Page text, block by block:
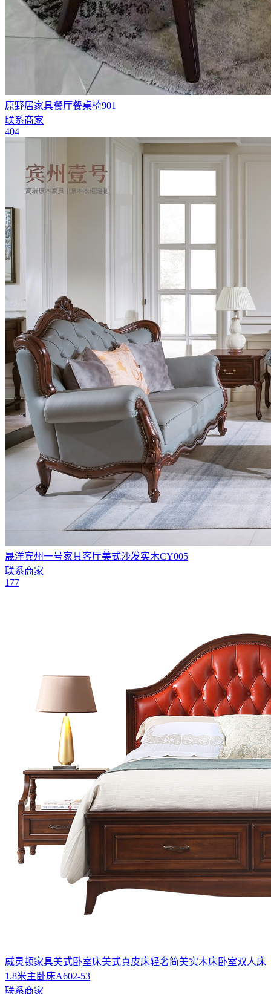
原野居家具餐厅餐桌椅901
联系商家
404
晟洋宾州一号家具客厅美式沙发实木CY005
联系商家
177
威灵顿家具美式卧室床美式真皮床轻奢简美实木床卧室双人床
1.8米主卧床A602-53
联系商家